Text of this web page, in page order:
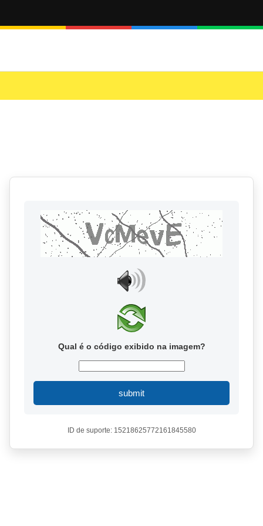
Qual é o código exibido na imagem?
submit
ID de suporte: 15218625772161845580